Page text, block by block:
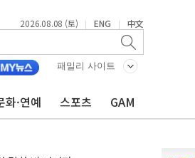
2026.08.08 (토) | ENG | 中文
패밀리 사이트
화·연예 스포츠 GAM
실화